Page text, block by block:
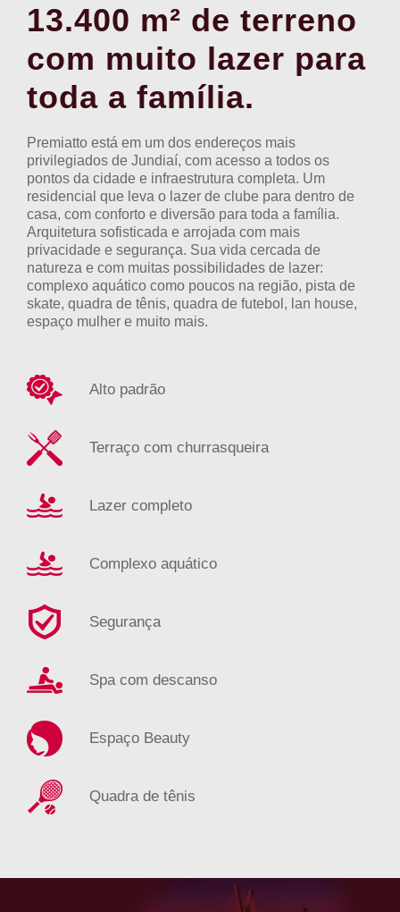
13.400 m² de terreno
com muito lazer para
toda a família.
Premiatto está em um dos endereços mais
privilegiados de Jundiaí, com acesso a todos os
pontos da cidade e infraestrutura completa. Um
residencial que leva o lazer de clube para dentro de
casa, com conforto e diversão para toda a família.
Arquitetura sofisticada e arrojada com mais
privacidade e segurança. Sua vida cercada de
natureza e com muitas possibilidades de lazer:
complexo aquático como poucos na região, pista de
skate, quadra de tênis, quadra de futebol, lan house,
espaço mulher e muito mais.
Alto padrão
Terraço com churrasqueira
Lazer completo
Complexo aquático
Segurança
Spa com descanso
Espaço Beauty
Quadra de tênis